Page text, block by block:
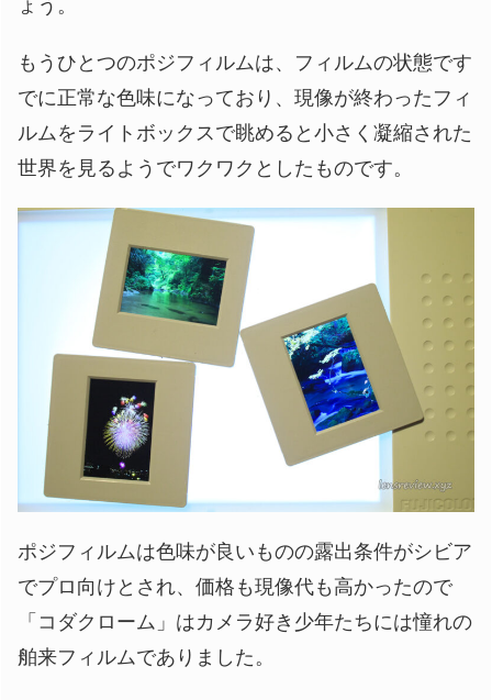
ょう。
もうひとつのポジフィルムは、フィルムの状態です
でに正常な色味になっており、現像が終わったフィ
ルムをライトボックスで眺めると小さく凝縮された
世界を見るようでワクワクとしたものです。
ポジフィルムは色味が良いものの露出条件がシビア
でプロ向けとされ、価格も現像代も高かったので
「コダクローム」はカメラ好き少年たちには憧れの
舶来フィルムでありました。